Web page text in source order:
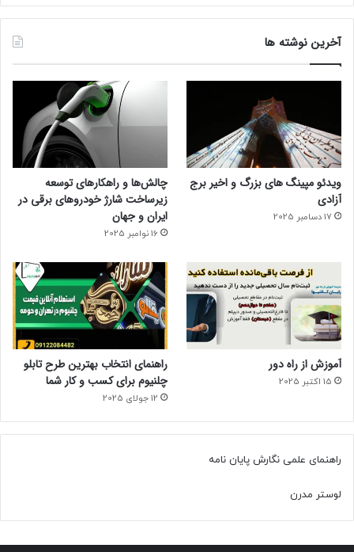
آخرین نوشته ها
ویدئو مپینگ های بزرگ و اخیر برج
آزادی
17 دسامبر 2025
چالش‌ها و راهکارهای توسعه
زیرساخت شارژ خودروهای برقی در
ایران و جهان
16 نوامبر 2025
آموزش از راه دور
15 اکتبر 2025
راهنمای انتخاب بهترین طرح تابلو
چلنیوم برای کسب و کار شما
12 جولای 2025
راهنمای علمی نگارش پایان نامه
لوستر مدرن